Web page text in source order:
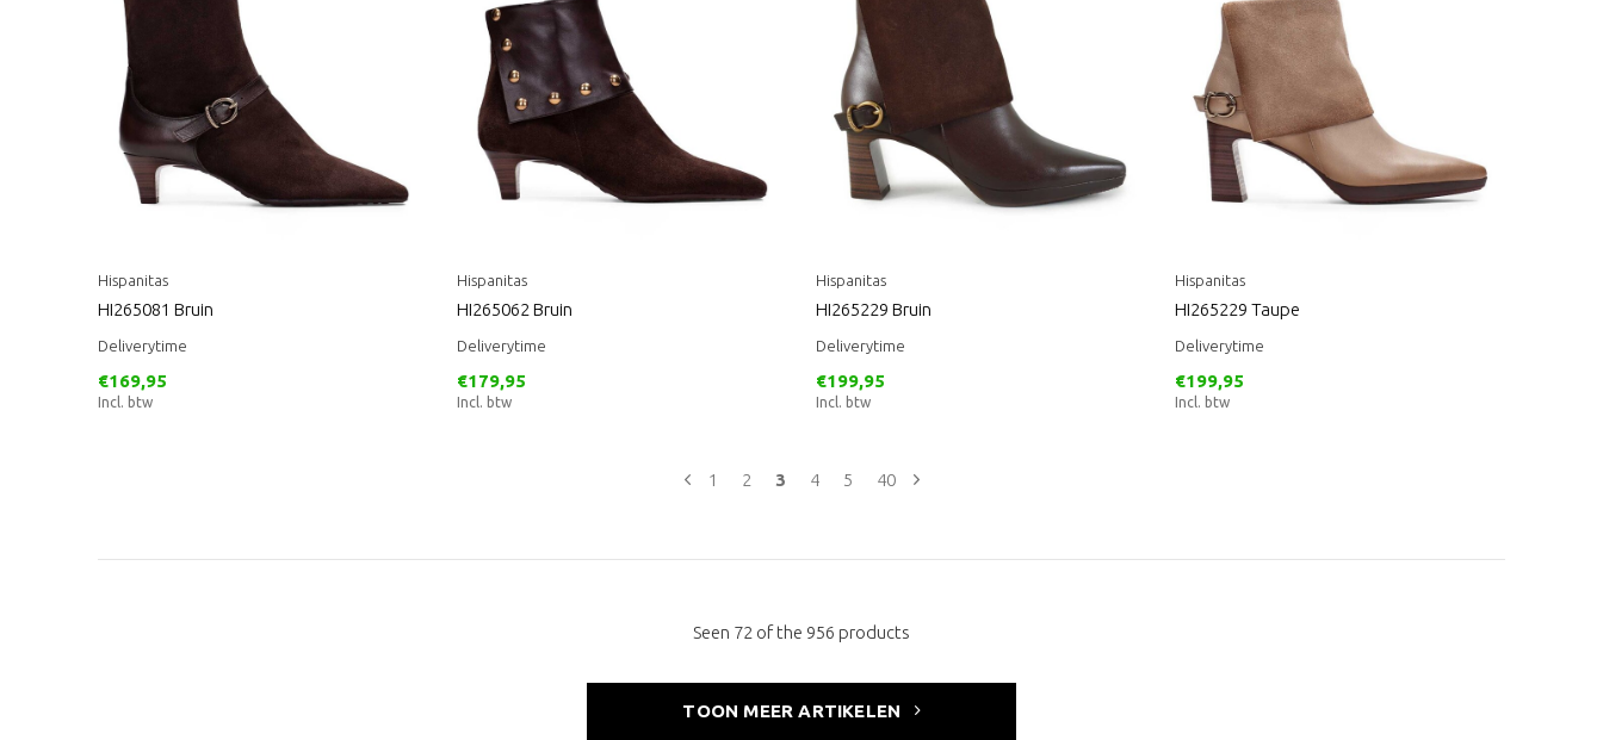
Hispanitas
HI265081 Bruin
Deliverytime
€169,95
Incl. btw
Hispanitas
HI265062 Bruin
Deliverytime
€179,95
Incl. btw
Hispanitas
HI265229 Bruin
Deliverytime
€199,95
Incl. btw
Hispanitas
HI265229 Taupe
Deliverytime
€199,95
Incl. btw
1 2 3 4 5 40
Seen 72 of the 956 products
TOON MEER ARTIKELEN